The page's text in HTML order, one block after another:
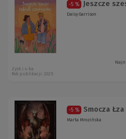
-5 % Jeszcze
Daisy Garrison
Zysk i s-ka
Rok publikacji: 2025
-5 % Smocza Łza
Marta Mrozińska